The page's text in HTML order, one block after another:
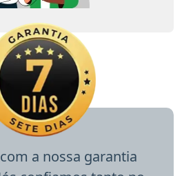
a nossa garantia